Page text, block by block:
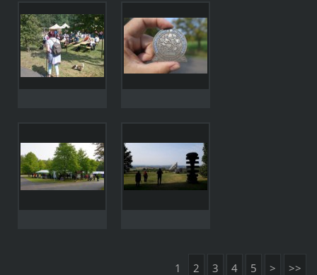
1 2 3 4 5 > >>